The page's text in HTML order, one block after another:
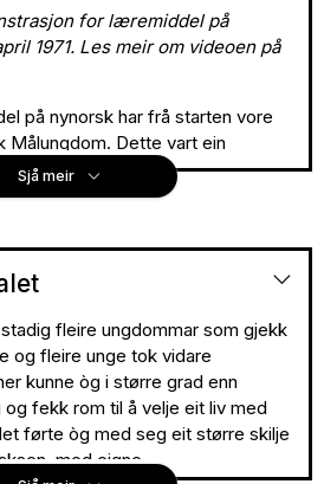
for læremiddel på
1971. Les meir om videoen på
på nynorsk har frå starten vore
Målungdom. Dette vart ein
i 1969, men ikkje i
Etter fleire aksjonar, mellom
og læremiddel i andre fag enn
nynorsk og bokmål, til same
frå denne lova kom til på 1970-
likevel fått
læremiddel på bokmål,
ut på bokmål eller fordi
nynorskbøker. Kampen for
held fram også i dag.
på nynorsk har vore ei hovudsak
Sjå meir
fleire ungdommar som gjekk
og fleire unge tok vidare
kunne òg i større grad enn
fekk rom til å velje eit liv med
førte òg med seg eit større skilje
med eigne